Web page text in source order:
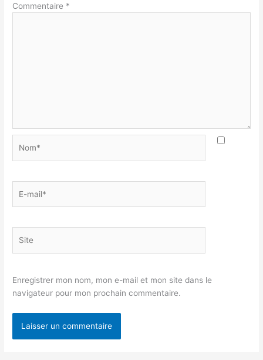
Commentaire *
mail*
Enregistrer mon nom, mon e-mail et mon site dans le
navigateur pour mon prochain commentaire.